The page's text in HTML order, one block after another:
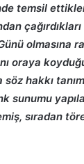
temsil
çağırdıkları
olmasına
oraya
hakkı
sunumu
sıradan